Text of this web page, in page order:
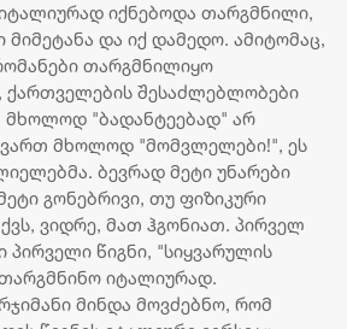
იქნებოდა თარგმნილი,
მიმეტანა და იქ დამედო. ამიტომაც,
თარგმნილიყო
ქართველების შესაძლებლობები
მხოლოდ "ბადანტეებად" არ
ვართ მხოლოდ "მომვლელები!", ეს
ბევრად მეტი უნარები
გონებრივი, თუ ფიზიკური
ვიდრე, მათ ჰგონიათ. პირველ
პირველი წიგნი, "სიყვარულის
იტალიურად.
მინდა მოვძებნო, რომ